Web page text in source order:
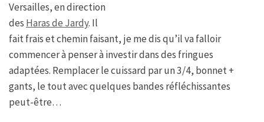
Versailles, en direction
des Haras de Jardy. Il
fait frais et chemin faisant, je me dis qu’il va falloir
commencer à penser à investir dans des fringues
adaptées. Remplacer le cuissard par un 3/4, bonnet +
gants, le tout avec quelques bandes réfléchissantes
peut-être…